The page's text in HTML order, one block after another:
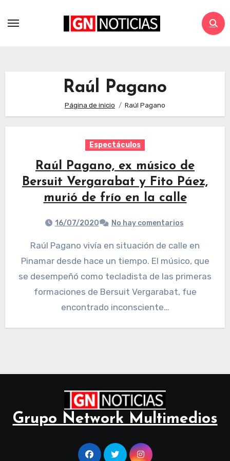
Raúl Pagano
Página de inicio Raúl Pagano
Espectáculos
Raúl Pagano, ex músico de
Bersuit Vergarabat y Fito Páez,
murió de frío en la calle
16/07/2020 No hay comentarios
Raúl Pagano vivía en situación de calle en
Pinamar desde hace un tiempo. El músico, que
se desempeñó como tecladista de las primeras
formaciones de Bersuit Vergarabat, fue
encontrado inconsciente…
Grupo Network Multimedios